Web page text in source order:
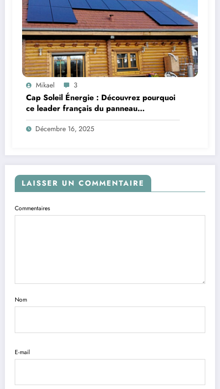
Mikael 3
Cap Soleil Énergie : Découvrez pourquoi
ce leader français du panneau
photovoltaïque fait la différence
Décembre 16, 2025
LAISSER UN COMMENTAIRE
Commentaires
Nom
E-mail